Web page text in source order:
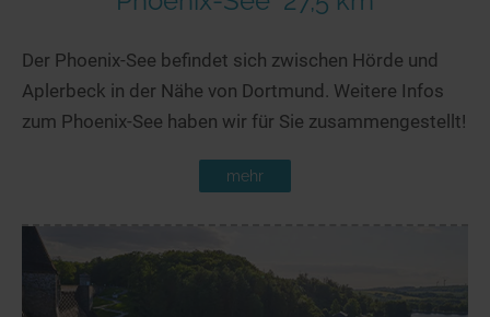
Der Phoenix-See befindet sich zwischen Hörde und
Aplerbeck in der Nähe von Dortmund. Weitere Infos
zum Phoenix-See haben wir für Sie zusammengestellt!
mehr